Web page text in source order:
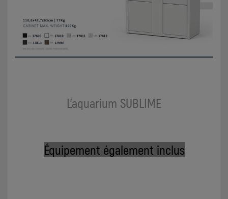
L'aquarium SUBLIME
Équipement également inclus